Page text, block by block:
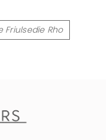
Friulsedie Rho